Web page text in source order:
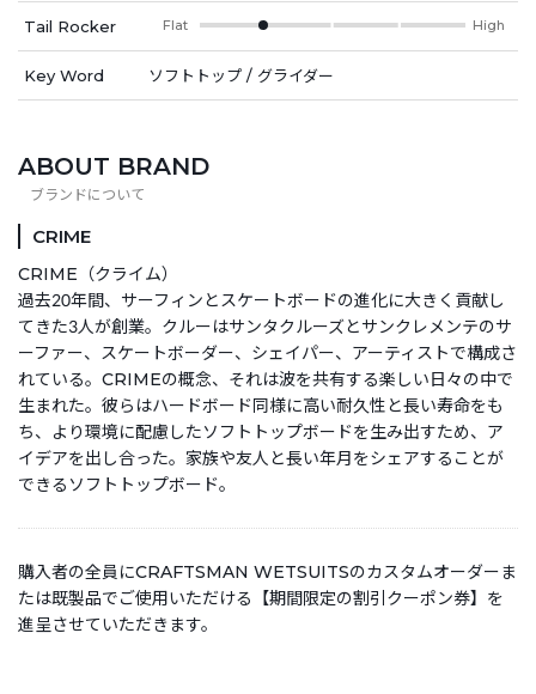
Tail Rocker Flat High
Key Word ソフトトップ / グライダー
ABOUT BRAND
CRIME
CRIME（クライム）
過去20年間、サーフィンとスケートボードの進化に大きく貢献し
てきた3人が創業。クルーはサンタクルーズとサンクレメンテのサ
ーファー、スケートボーダー、シェイパー、アーティストで構成さ
れている。CRIMEの概念、それは波を共有する楽しい日々の中で
生まれた。彼らはハードボード同様に高い耐久性と長い寿命をも
ち、より環境に配慮したソフトトップボードを生み出すため、ア
イデアを出し合った。家族や友人と長い年月をシェアすることが
できるソフトトップボード。
購入者の全員にCRAFTSMAN WETSUITSのカスタムオーダーま
たは既製品でご使用いただける【期間限定の割引クーポン券】を
進呈させていただきます。